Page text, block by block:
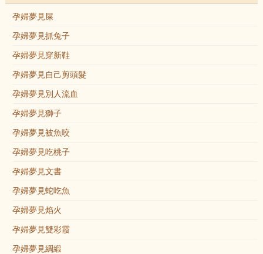
孕婦夢見屎
孕婦夢見抓兔子
孕婦夢見穿新鞋
孕婦夢見自己剪頭髮
孕婦夢見別人流血
孕婦夢見獅子
孕婦夢見被魚咬
孕婦夢見吃桃子
孕婦夢見文書
孕婦夢見蛇吃魚
孕婦夢見焰火
孕婦夢見雙彩霞
孕婦夢見綢緞